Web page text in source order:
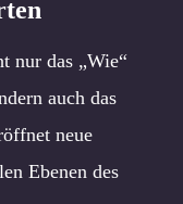
nur das „Wie“
auch das
neue
Ebenen des